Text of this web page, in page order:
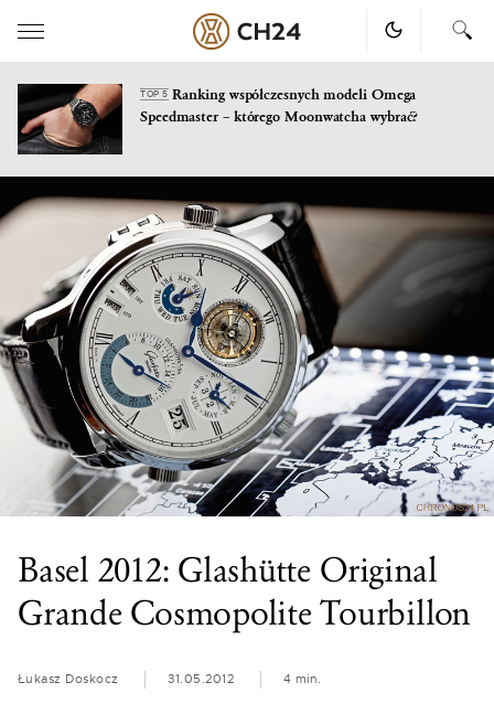
to
TOP 5Ranking współczesnych modeli Omega
Speedmaster – którego Moonwatcha wybrać?
Basel 2012: Glashütte Original
Grande Cosmopolite Tourbillon
Łukasz Doskocz 31.05.2012 4 min.